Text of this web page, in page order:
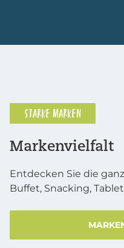
STARKE MARKEN
Markenvielfalt
Entdecken Sie die
Buffet, Snacking,